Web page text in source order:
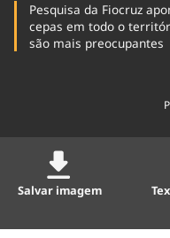
Pesquisa da Fiocruz
cepas em todo o
são mais preocupantes
Salvar imagem